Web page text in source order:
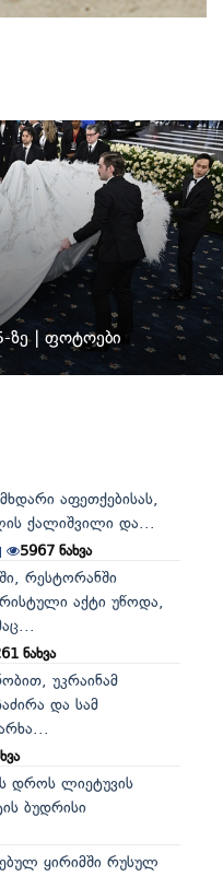
ზე | ფოტოები
აფეთქებისას,
ქალიშვილი და...
5967 ნახვა
რესტორანში
აქტი უწოდა,
ნახვა
უკრაინამ
და სამ
დროს ლიეტუვის
ბუდრისი
ყირიმში რუსულ